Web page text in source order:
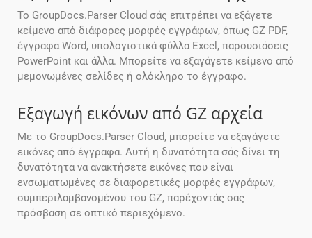
Το GroupDocs.Parser Cloud σάς επιτρέπει να εξάγετε
κείμενο από διάφορες μορφές εγγράφων, όπως GZ PDF,
έγγραφα Word, υπολογιστικά φύλλα Excel, παρουσιάσεις
PowerPoint και άλλα. Μπορείτε να εξαγάγετε κείμενο από
μεμονωμένες σελίδες ή ολόκληρο το έγγραφο.
Εξαγωγή εικόνων από GZ αρχεία
Με το GroupDocs.Parser Cloud, μπορείτε να εξαγάγετε
εικόνες από έγγραφα. Αυτή η δυνατότητα σάς δίνει τη
δυνατότητα να ανακτήσετε εικόνες που είναι
ενσωματωμένες σε διαφορετικές μορφές εγγράφων,
συμπεριλαμβανομένου του GZ, παρέχοντάς σας
πρόσβαση σε οπτικό περιεχόμενο.